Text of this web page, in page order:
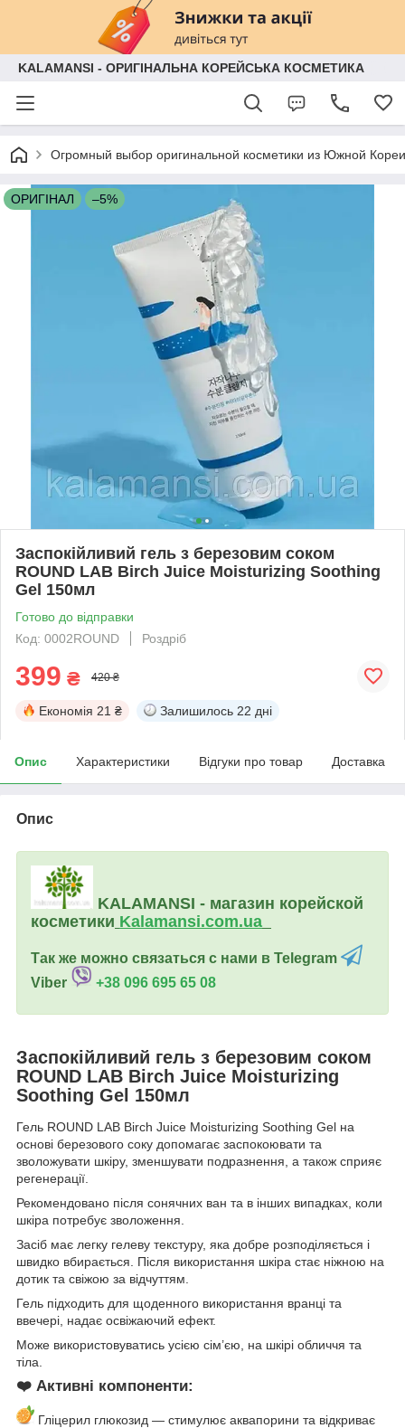
KALAMANSI - ОРИГІНАЛЬНА КОРЕЙСЬКА КОСМЕТИКА
Огромный выбор оригинальной косметики из Южной
ОРИГІНАЛ –5%
Заспокійливий гель з березовим соком
ROUND LAB Birch Juice Moisturizing Soothing
Gel 150мл
Готово до відправки
Код: 0002ROUND
Роздріб
399 ₴ 420 ₴
Економія 21 ₴ Залишилось 22 дні
Опис Характеристики Відгуки про товар Доставка
Опис
KALAMANSI - магазин корейской
косметики Kalamansi.com.ua
Так же можно связаться с нами в Telegram
Viber
+38 096 695 65 08
Заспокійливий гель з березовим соком
ROUND LAB Birch Juice Moisturizing
Soothing Gel 150мл
Гель ROUND LAB Birch Juice Moisturizing Soothing Gel на
основі березового соку допомагає заспокоювати та
зволожувати шкіру, зменшувати подразнення, а також сприяє
регенерації.
Рекомендовано після сонячних ван та в інших випадках, коли
шкіра потребує зволоження.
Засіб має легку гелеву текстуру, яка добре розподіляється і
швидко вбирається. Після використання шкіра стає ніжною на
дотик та свіжою за відчуттям.
Гель підходить для щоденного використання вранці та
ввечері, надає освіжаючий ефект.
Може використовуватись усією сім’єю, на шкірі обличчя та
тіла.
❤️ Активні компоненти:
Гліцерил глюкозид — стимулює аквапорини та відкриває